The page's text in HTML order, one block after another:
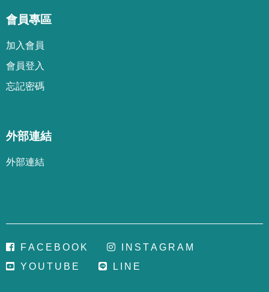
會員專區
加 入會 員
會 員登 入
忘記密碼
外部連結
外部連結
FA C E B OO K N S TA G R A M
Y O U T U B E L N E